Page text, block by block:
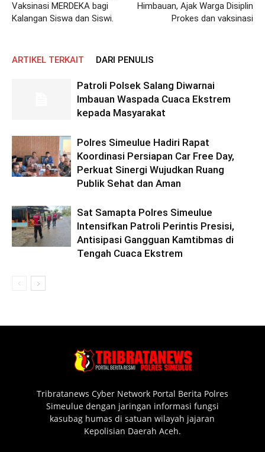
Vaksinasi MERDEKA bagi
Kalangan Siswa dan Siswi.
Himbauan, Ajak Warga Disiplin
Prokes dan vaksinasi
ARTIKEL TERKAIT DARI PENULIS
Patroli Polsek Salang Diwarnai
Imbauan Waspada Cuaca Ekstrem
kepada Masyarakat
Polres Simeulue Hadiri Rapat
Koordinasi Persiapan Car Free Day,
Perkuat Sinergi Wujudkan Ruang
Publik Sehat dan Aman
Sat Samapta Polres Simeulue
Intensifkan Patroli Perintis Presisi,
Antisipasi Gangguan Kamtibmas di
Tengah Cuaca Ekstrem
Tribratanews Cyber Network Portal Berita Polres
Simeulue dengan jaringan informasi fungsi
kasubag humas di satuan wilayah jajaran
Kepolisian Daerah Aceh.